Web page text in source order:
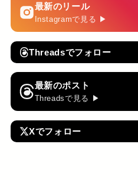
最新のリール
Instagramで見る ▶
Threadsでフォロー
最新のポスト
Threadsで見る ▶
Xでフォロー